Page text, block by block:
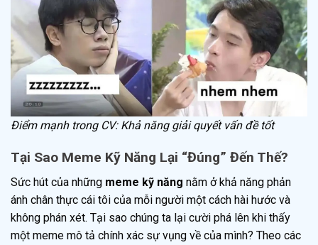
Điểm mạnh trong CV: Khả năng giải quyết vấn đề tốt
Tại Sao Meme Kỹ Năng Lại “Đúng” Đến Thế?
Sức hút của những meme kỹ năng nằm ở khả năng phản
ánh chân thực cái tôi của mỗi người một cách hài hước và
không phán xét. Tại sao chúng ta lại cười phá lên khi thấy
một meme mô tả chính xác sự vụng về của mình? Theo các